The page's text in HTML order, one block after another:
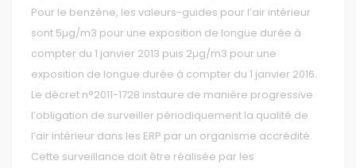
Pour le benzène, les valeurs-guides pour l’air intérieur
sont 5µg/m3 pour une exposition de longue durée à
compter du 1 janvier 2013 puis 2µg/m3 pour une
exposition de longue durée à compter du 1 janvier 2016.
Le décret n°2011-1728 instaure de manière progressive
l’obligation de surveiller périodiquement la qualité de
l’air intérieur dans les ERP par un organisme accrédité.
Cette surveillance doit être réalisée par les